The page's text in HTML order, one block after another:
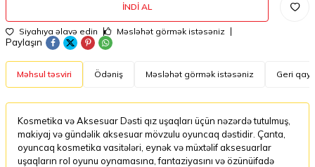
İNDI AL
Siyahıya əlavə edin Məsləhət görmək istəsəniz
Paylaşın
Məhsul təsviri Ödəniş Məsləhət görmək istəsəniz Geri
Kosmetika və Aksesuar Dəsti qız uşaqları üçün nəzərdə tutulmuş,
makiyaj və gündəlik aksesuar mövzulu oyuncaq dəstidir. Çanta,
oyuncaq kosmetika vasitələri, eynək və müxtəlif aksesuarlar
uşaqların rol oyunu oynamasına, fantaziyasını və özünüifadə